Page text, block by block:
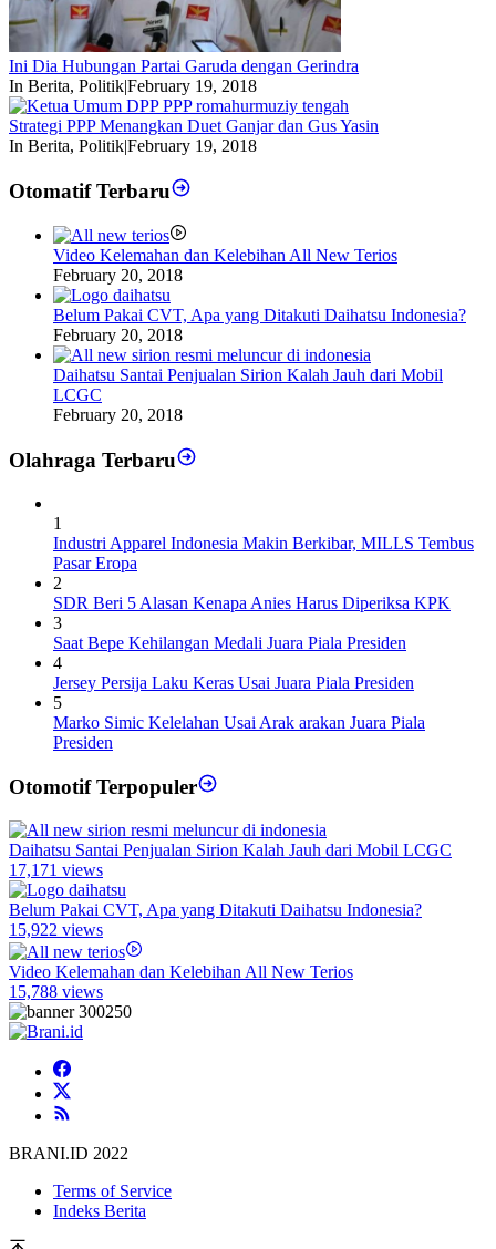
Ini Dia Hubungan Partai Garuda dengan Gerindra
In Berita, Politik|February 19, 2018
Strategi PPP Menangkan Duet Ganjar dan Gus Yasin
In Berita, Politik|February 19, 2018
Otomatif Terbaru
Video Kelemahan dan Kelebihan All New Terios
February 20, 2018
Belum Pakai CVT, Apa yang Ditakuti Daihatsu Indonesia?
February 20, 2018
Daihatsu Santai Penjualan Sirion Kalah Jauh dari Mobil
LCGC
February 20, 2018
Olahraga Terbaru
1
Industri Apparel Indonesia Makin Berkibar, MILLS Tembus
Pasar Eropa
2
SDR Beri 5 Alasan Kenapa Anies Harus Diperiksa KPK
3
Saat Bepe Kehilangan Medali Juara Piala Presiden
4
Jersey Persija Laku Keras Usai Juara Piala Presiden
5
Marko Simic Kelelahan Usai Arak arakan Juara Piala
Presiden
Otomotif Terpopuler
Daihatsu Santai Penjualan Sirion Kalah Jauh dari Mobil LCGC
17,171 views
Belum Pakai CVT, Apa yang Ditakuti Daihatsu Indonesia?
15,922 views
Video Kelemahan dan Kelebihan All New Terios
15,788 views
BRANI.ID 2022
Terms of Service
Indeks Berita